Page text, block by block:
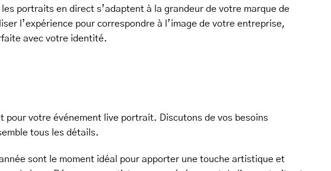
portraits en direct s’adaptent à la grandeur de votre marque de
l’expérience pour correspondre à l’image de votre entreprise,
avec votre identité.
pour votre événement live portrait. Discutons de vos besoins
tous les détails.
sont le moment idéal pour apporter une touche artistique et